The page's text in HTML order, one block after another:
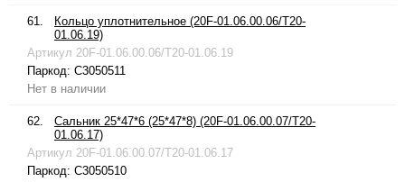
61.
Кольцо уплотнительное (20F-01.06.00.06/T20-
01.06.19)
Артикул 20F-01.06.00.06/T20-01.06.19
Паркод: C3050511
Нет в наличии
62.
Сальник 25*47*6 (25*47*8) (20F-01.06.00.07/T20-
01.06.17)
Артикул 20F-01.06.00.07/T20-01.06.17
Паркод: C3050510